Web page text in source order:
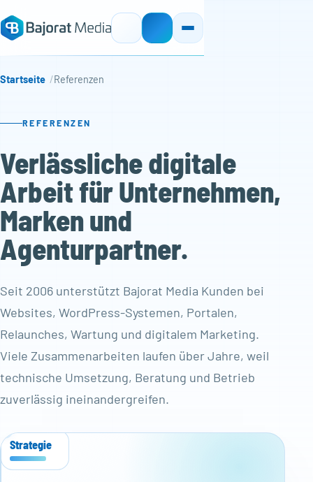
Startseite Referenzen
REFERENZEN
Verlässliche digitale
Arbeit für Unternehmen,
Marken und
Agenturpartner.
Seit 2006 unterstützt Bajorat Media Kunden bei
Websites, WordPress-Systemen, Portalen,
Relaunches, Wartung und digitalem Marketing.
Viele Zusammenarbeiten laufen über Jahre, weil
technische Umsetzung, Beratung und Betrieb
zuverlässig ineinandergreifen.
Strategie
Ausbau
media.com